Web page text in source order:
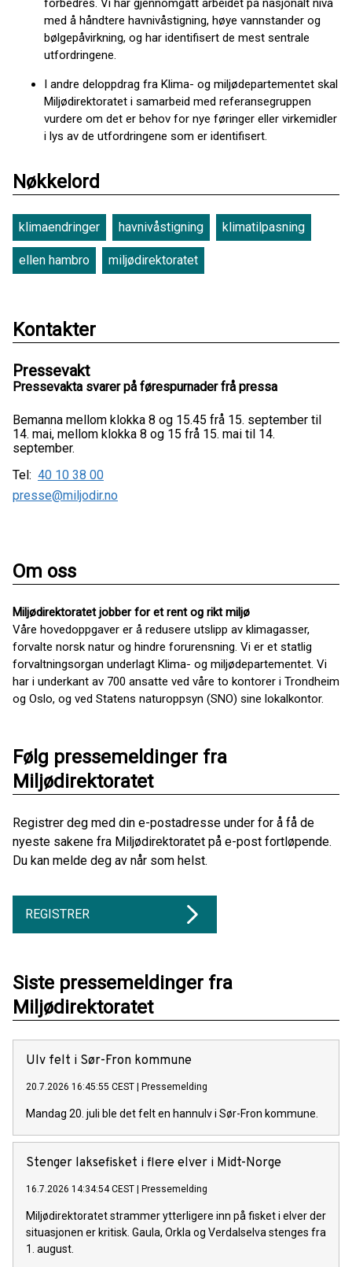
forbedres. Vi har gjennomgått arbeidet på nasjonalt nivå
med å håndtere havnivåstigning, høye vannstander og
bølgepåvirkning, og har identifisert de mest sentrale
utfordringene.
I andre deloppdrag fra Klima- og miljødepartementet skal
Miljødirektoratet i samarbeid med referansegruppen
vurdere om det er behov for nye føringer eller virkemidler
i lys av de utfordringene som er identifisert.
Nøkkelord
klimaendringer havnivåstigning klimatilpasning
ellen hambro miljødirektoratet
Kontakter
Pressevakt
Pressevakta svarer på førespurnader frå pressa
Bemanna mellom klokka 8 og 15.45 frå 15. september til
14. mai, mellom klokka 8 og 15 frå 15. mai til 14.
september.
Tel: 40 10 38 00
presse@miljodir.no
Om oss
Miljødirektoratet jobber for et rent og rikt miljø
Våre hovedoppgaver er å redusere utslipp av klimagasser,
forvalte norsk natur og hindre forurensning. Vi er et statlig
forvaltningsorgan underlagt Klima- og miljødepartementet. Vi
har i underkant av 700 ansatte ved våre to kontorer i Trondheim
og Oslo, og ved Statens naturoppsyn (SNO) sine lokalkontor.
Følg pressemeldinger fra
Miljødirektoratet
Registrer deg med din e-postadresse under for å få de
nyeste sakene fra Miljødirektoratet på e-post fortløpende.
Du kan melde deg av når som helst.
REGISTRER
Siste pressemeldinger fra
Miljødirektoratet
Ulv felt i Sør-Fron kommune
20.7.2026 16:45:55 CEST Pressemelding
Mandag 20. juli ble det felt en hannulv i Sør-Fron kommune.
Stenger laksefisket i flere elver i Midt-Norge
16.7.2026 14:34:54 CEST Pressemelding
Miljødirektoratet strammer ytterligere inn på fisket i elver der
situasjonen er kritisk. Gaula, Orkla og Verdalselva stenges fra
1. august.